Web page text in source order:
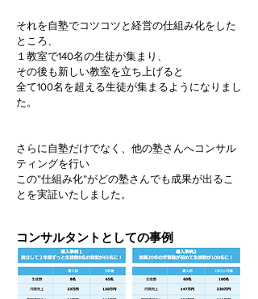
それを自塾でコツコツと経営の仕組み化をした
ところ、
１教室で140名の​生徒が集まり、
その後も新しい教室を立ち上げると
全て100名を超える生徒が集まるようになりまし
た。
さらに自塾だけでなく、他の塾さんへコンサル
ティングを行い
この”仕組み化”がどの塾さんでも成果が出るこ
とを実証いたしました。
コンサルタントとしての事例